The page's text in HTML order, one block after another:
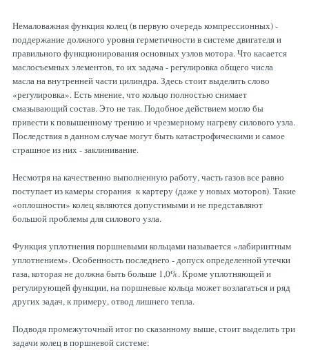
Немаловажная функция колец (в первую очередь компрессионных) -
поддержание должного уровня герметичности в системе двигателя и
правильного функционирования основных узлов мотора. Что касается
маслосъемных элементов, то их задача - регулировка общего числа
масла на внутренней части цилиндра. Здесь стоит выделить слово
«регулировка». Есть мнение, что кольцо полностью снимает
смазывающий состав. Это не так. Подобное действием могло бы
привести к повышенному трению и чрезмерному нагреву силового узла.
Последствия в данном случае могут быть катастрофическими и самое
страшное из них - заклинивание.
Несмотря на качественно выполненную работу, часть газов все равно
поступает из камеры сгорания к картеру (даже у новых моторов). Такие
«оплошности» колец являются допустимыми и не представляют
большой проблемы для силового узла.
Функция уплотнения поршневыми кольцами называется «лабиринтным
уплотнением». Особенность последнего - допуск определенной утечки
газа, которая не должна быть больше 1,0%. Кроме уплотняющей и
регулирующей функции, на поршневые кольца может возлагаться и ряд
других задач, к примеру, отвод лишнего тепла.
Подводя промежуточный итог по сказанному выше, стоит выделить три
задачи колец в поршневой системе: